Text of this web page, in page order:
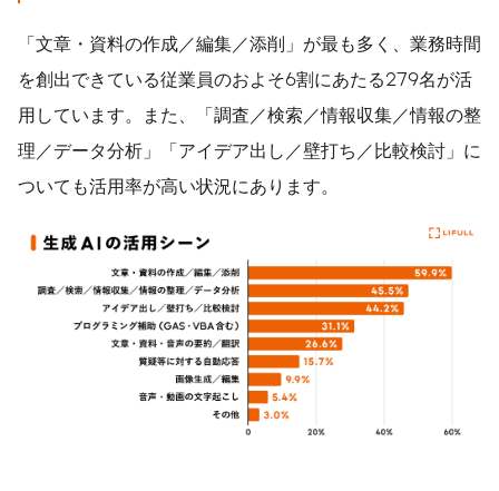
「文章・資料の作成／編集／添削」が最も多く、業務時間
を創出できている従業員のおよそ6割にあたる279名が活
用しています。また、「調査／検索／情報収集／情報の整
理／データ分析」「アイデア出し／壁打ち／比較検討」に
ついても活用率が高い状況にあります。